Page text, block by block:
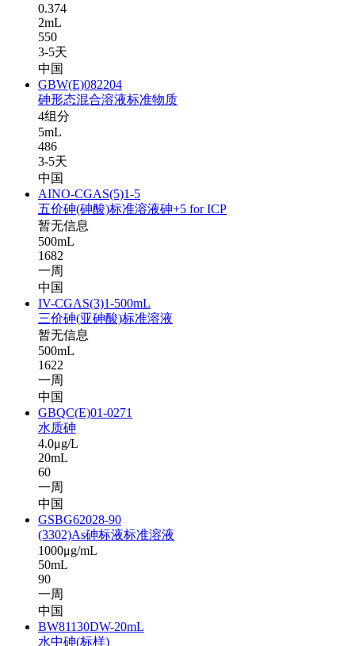
0.374
2mL
550
3-5天
中国
GBW(E)082204
砷形态混合溶液标准物质
4组分
5mL
486
3-5天
中国
AINO-CGAS(5)1-5
五价砷(砷酸)标准溶液砷+5 for ICP
暂无信息
500mL
1682
一周
中国
IV-CGAS(3)1-500mL
三价砷(亚砷酸)标准溶液
暂无信息
500mL
1622
一周
中国
GBQC(E)01-0271
水质砷
4.0μg/L
20mL
60
一周
中国
GSBG62028-90
(3302)As砷标液标准溶液
1000μg/mL
50mL
90
一周
中国
BW81130DW-20mL
水中砷(标样)